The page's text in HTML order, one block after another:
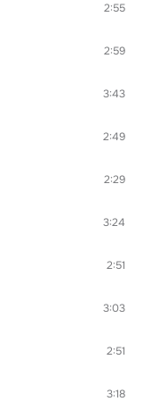
2:55
2:59
3:43
2:49
2:29
3:24
2:51
3:03
2:51
3:18